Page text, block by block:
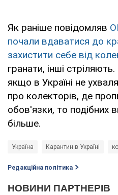
Як раніше повідомляв
почали вдаватися до
захистити себе від
гранати, інші
якщо в Україні не
про колекторів, де
обов'язки, то подібних
більше.
Україна Карантин в Україні
Редакційна політика